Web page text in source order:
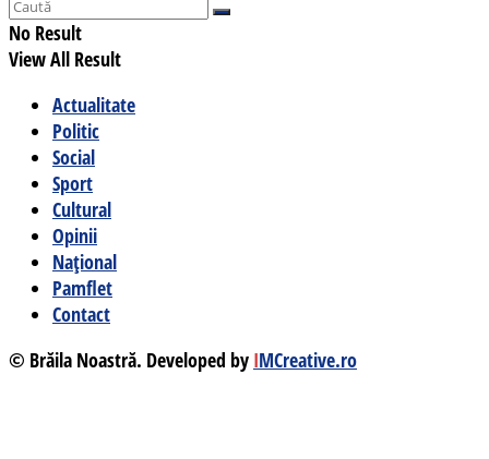
No Result
View All Result
Actualitate
Politic
Social
Sport
Cultural
Opinii
Național
Pamflet
Contact
© Brăila Noastră. Developed by IMCreative.ro